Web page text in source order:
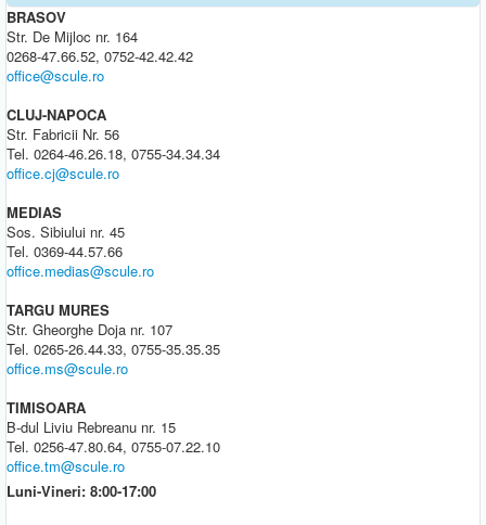
BRASOV
Str. De Mijloc nr. 164
0268-47.66.52, 0752-42.42.42
office@scule.ro
CLUJ-NAPOCA
Str. Fabricii Nr. 56
Tel. 0264-46.26.18, 0755-34.34.34
office.cj@scule.ro
MEDIAS
Sos. Sibiului nr. 45
Tel. 0369-44.57.66
office.medias@scule.ro
TARGU MURES
Str. Gheorghe Doja nr. 107
Tel. 0265-26.44.33, 0755-35.35.35
office.ms@scule.ro
TIMISOARA
B-dul Liviu Rebreanu nr. 15
Tel. 0256-47.80.64, 0755-07.22.10
office.tm@scule.ro
Luni-Vineri: 8:00-17:00